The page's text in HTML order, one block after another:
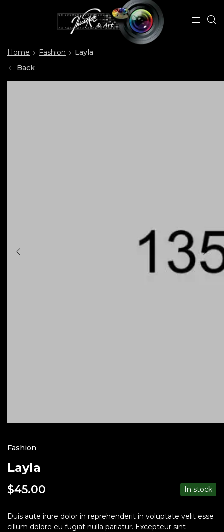
Home Fashion
Layla
Back
Fashion
Layla
$45.00 In stock
Duis aute irure dolor in reprehenderit in voluptate velit esse
cillum dolore eu fugiat nulla pariatur. Excepteur sint